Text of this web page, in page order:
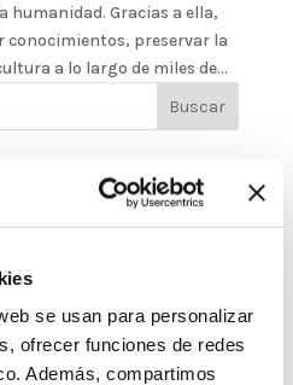
se usan para personalizar
ofrecer funciones de redes
Además, compartimos
humanidad. Gracias a ella,
preservar la
a lo largo de miles de...
Buscar
del Barro a los
la Escritura
decir adiós a una historia